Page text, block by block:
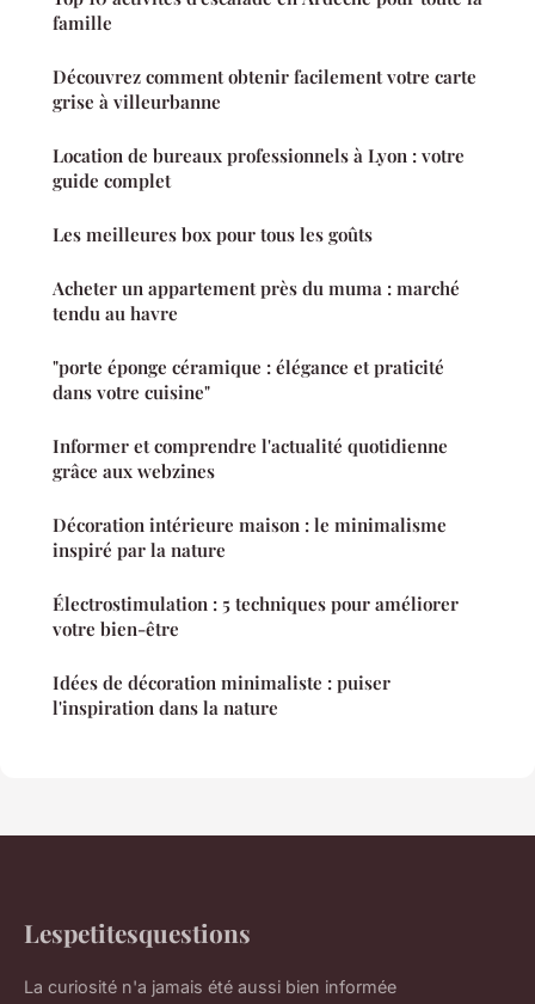
famille
Découvrez comment obtenir facilement votre carte
grise à villeurbanne
Location de bureaux professionnels à Lyon : votre
guide complet
Les meilleures box pour tous les goûts
Acheter un appartement près du muma : marché
tendu au havre
"porte éponge céramique : élégance et praticité
dans votre cuisine"
Informer et comprendre l'actualité quotidienne
grâce aux webzines
Décoration intérieure maison : le minimalisme
inspiré par la nature
Électrostimulation : 5 techniques pour améliorer
votre bien-être
Idées de décoration minimaliste : puiser
l'inspiration dans la nature
Lespetitesquestions
La curiosité n'a jamais été aussi bien informée